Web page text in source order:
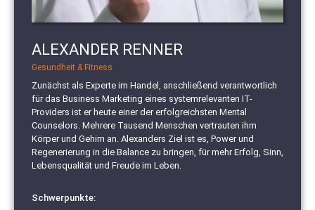
ALEXANDER RENNER
Gesundheit & Fitness
Zunächst als Experte im Handel, anschließend verantwortlich
für das Business Marketing eines systemrelevanten IT-
Providers ist er heute einer der erfolgreichsten Mental
Counselors. Mehrere Tausend Menschen vertrauten ihm
Körper und Gehirn an. Alexanders Ziel ist es, Power und
Regenerierung in die Balance zu bringen, für mehr Erfolg, Sinn,
Lebensqualität und Freude im Leben.
Schwerpunkte: